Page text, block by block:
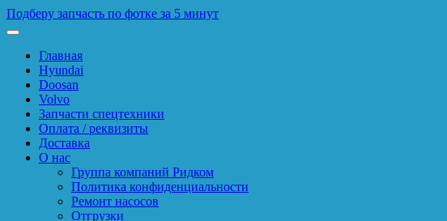
Подберу запчасть по фотке за 5 минут
Главная
Hyundai
Doosan
Volvo
Запчасти спецтехники
Оплата / реквизиты
Доставка
О нас
Группа компаний Ридком
Политика конфиденциальности
Ремонт насосов
Отгрузки